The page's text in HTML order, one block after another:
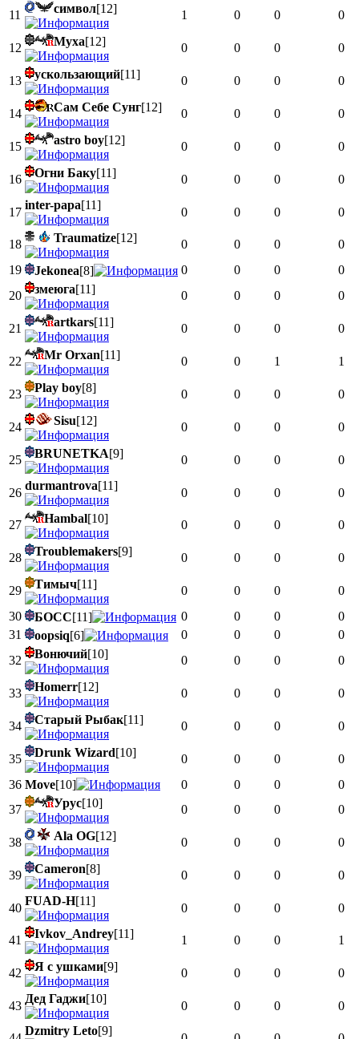
11 символ[12] 1 0 0 0
12 Муха[12] 0 0 0 0
13 ускользающий[11] 0 0 0 0
14 Сам Себе Сунг[12] 0 0 0 0
15 astro boy[12] 0 0 0 0
16 Огни Баку[11] 0 0 0 0
17
inter-papa[11]
0 0 0 0
18 Traumatize[12] 0 0 0
0
19
Jekonea[8] 0 0 0
0
20
змеюга[11] 0 0 0 0
21 artkars[11] 0 0 0 0
22 Mr Orxan[11] 0 0 1 1
23 Play boy[8] 0 0 0 0
24 Sisu[12] 0 0 0 0
25 BRUNETKA[9] 0 0 0 0
26
durmantrova[11]
0 0 0 0
27 Hambal[10] 0 0 0 0
28 Troublemakers[9] 0 0 0 0
29 Тимыч[11] 0 0 0
0
30
БОСС[11] 0 0 0
0
31
oopsiq[6] 0 0 0
0
32
Вонючий[10] 0 0 0 0
33 Homerr[12] 0 0 0 0
34 Старый Рыбак[11] 0 0 0 0
35 Drunk Wizard[10] 0 0 0
0
36 Move[10] 0 0 0
0
37
Урус[10] 0 0 0 0
38 Ala OG[12] 0 0 0 0
39 Cameron[8] 0 0 0 0
40
FUAD-H[11]
0 0 0 0
41 Ivkov_Andrey[11] 1 0 0 1
42 Я с ушками[9] 0 0 0 0
43
Дед Гаджи[10]
0 0 0 0
Dzmitry Leto[9]